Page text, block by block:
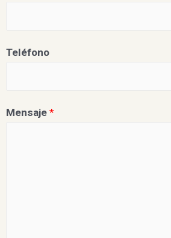
Teléfono
Mensaje *